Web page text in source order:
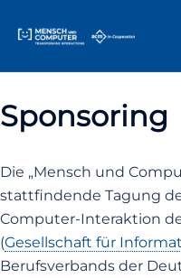
Inhalt
Sponsoring
Die „Mensch und
stattfindende Tagung
Computer-Interaktion
(Gesellschaft für
Berufsverbands der